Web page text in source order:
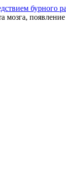
бурного
мозга,